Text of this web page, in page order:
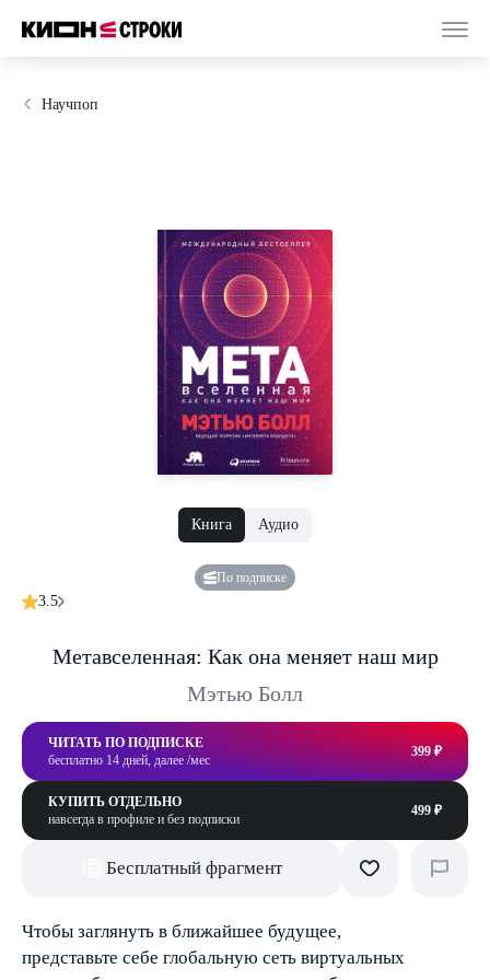
Научпоп
Книга Аудио
По подписке
3.5
Метавселенная: Как она меняет наш мир
Мэтью Болл
ЧИТАТЬ ПО ПОДПИСКЕ
бесплатно 14 дней, далее /мес
399 ₽
КУПИТЬ ОТДЕЛЬНО
навсегда в профиле и без подписки
499 ₽
Бесплатный фрагмент
Чтобы заглянуть в ближайшее будущее,
представьте себе глобальную сеть виртуальных